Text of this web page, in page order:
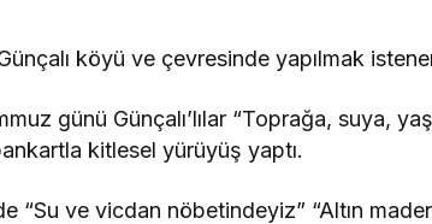
köyü ve çevresinde yapılmak
günü Günçalı’lılar “Toprağa, suya,
kitlesel yürüyüş yaptı.
“Su ve vicdan nöbetindeyiz” “Altın